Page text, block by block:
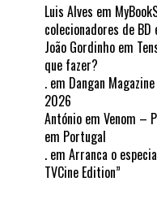
Luis Alves em
colecionadores de BD
João Gordinho em
que fazer?
. em Dangan
2026
António em Venom –
em Portugal
. em Arranca o
TVCine Edition”